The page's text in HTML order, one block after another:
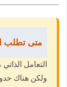
متى تطلب
التعامل
ولكن هناك